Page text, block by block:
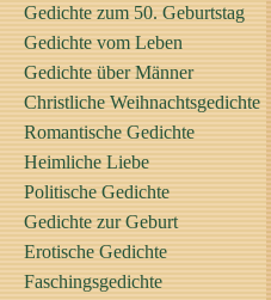
Gedichte zum 50. Geburtstag
Gedichte vom Leben
Gedichte über Männer
Christliche Weihnachtsgedichte
Romantische Gedichte
Heimliche Liebe
Politische Gedichte
Gedichte zur Geburt
Erotische Gedichte
Faschingsgedichte